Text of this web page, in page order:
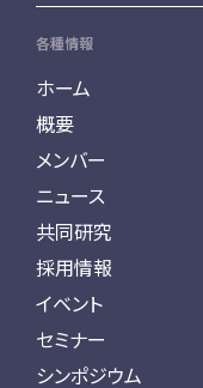
各種情報
ホーム
概要
メンバー
ニュース
共同研究
採用情報
イベント
セミナー
シンポジウム